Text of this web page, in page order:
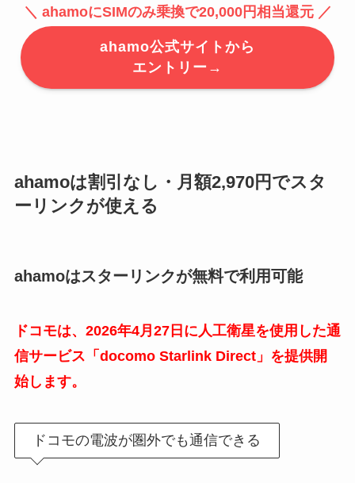
＼ ahamoにSIMのみ乗換で20,000円相当還元 ／
ahamo公式サイトから
エントリー→
ahamoは割引なし・月額2,970円でスタ
ーリンクが使える
ahamoはスターリンクが無料で利用可能
ドコモは、2026年4月27日に人工衛星を使用した通
信サービス「docomo Starlink Direct」を提供開
始します。
ドコモの電波が圏外でも通信できる